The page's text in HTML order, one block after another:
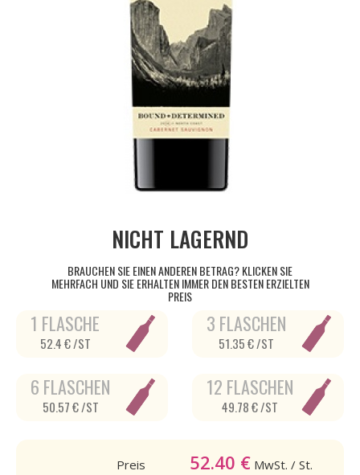
NICHT LAGERND
BRAUCHEN SIE EINEN ANDEREN BETRAG? KLICKEN SIE
MEHRFACH UND SIE ERHALTEN IMMER DEN BESTEN ERZIELTEN
PREIS
1 FLASCHE
52.4 € /ST
3 FLASCHEN
51.35 € /ST
6 FLASCHEN
50.57 € /ST
12 FLASCHEN
49.78 € /ST
Preis 52.40 € MwSt. / St.